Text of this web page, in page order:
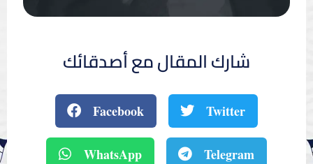
شارك المقال مع أصدقائك
Facebook Twitter
WhatsApp Telegram